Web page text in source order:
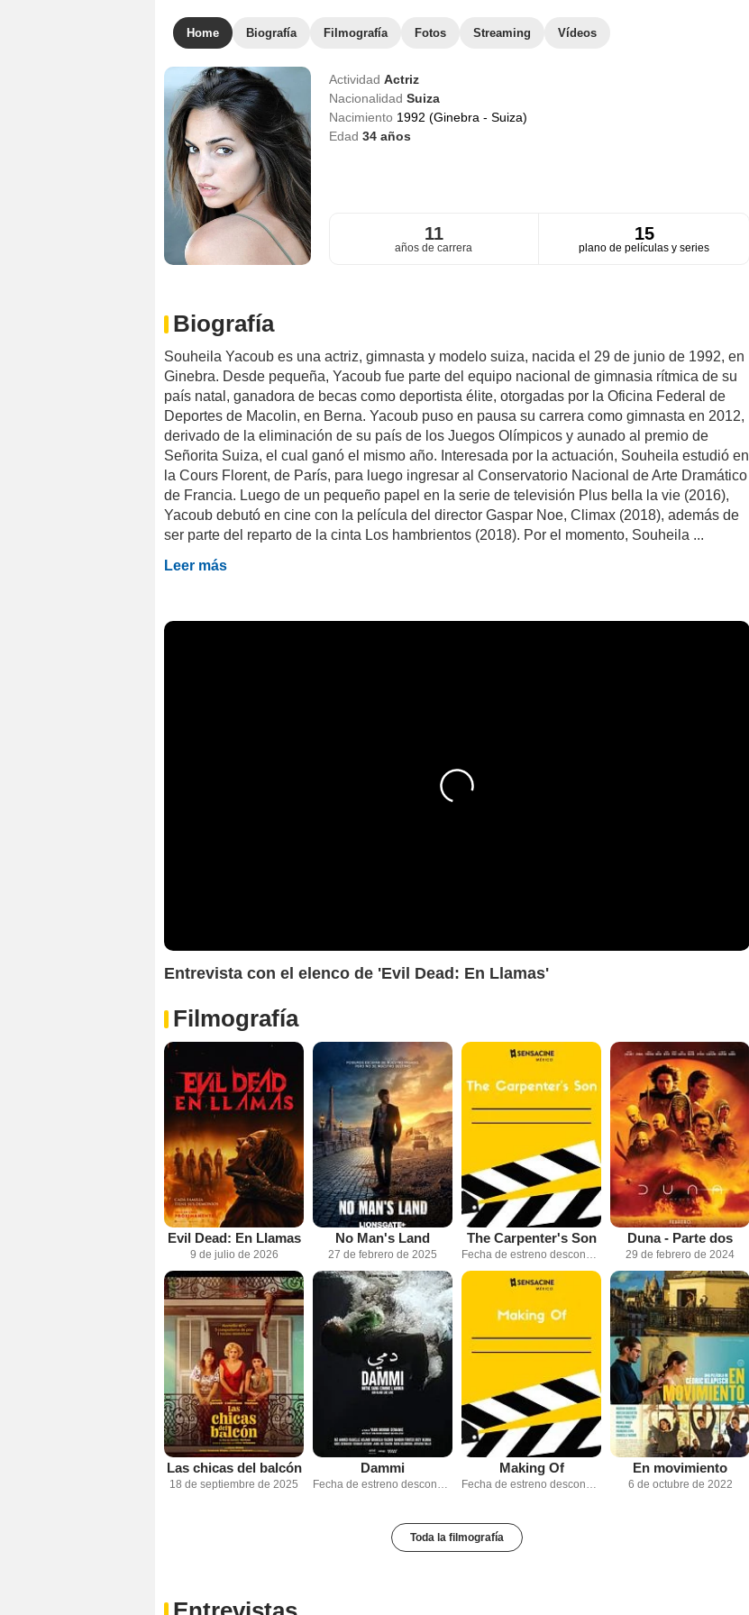
Home Biografía Filmografía Fotos Streaming Vídeos
Actividad Actriz
Nacionalidad Suiza
Nacimiento 1992 (Ginebra - Suiza)
Edad 34años
11
años de carrera
15
plano de películas y series
Biografía
Souheila Yacoub es una actriz, gimnasta y modelo suiza, nacida el 29 de junio de 1992, en
Ginebra. Desde pequeña, Yacoub fue parte del equipo nacional de gimnasia rítmica de su
país natal, ganadora de becas como deportista élite, otorgadas por la Oficina Federal de
Deportes de Macolin, en Berna. Yacoub puso en pausa su carrera como gimnasta en 2012,
derivado de la eliminación de su país de los Juegos Olímpicos y aunado al premio de
Señorita Suiza, el cual ganó el mismo año. Interesada por la actuación, Souheila estudió en
la Cours Florent, de París, para luego ingresar al Conservatorio Nacional de Arte Dramático
de Francia. Luego de un pequeño papel en la serie de televisión Plus bella la vie (2016),
Yacoub debutó en cine con la película del director Gaspar Noe, Climax (2018), además de
ser parte del reparto de la cinta Los hambrientos (2018). Por el momento, Souheila ...
Leer más
Entrevista con el elenco de 'Evil Dead: En Llamas'
Filmografía
Evil Dead: En Llamas
9 de julio de 2026
No Man's Land
27 de febrero de 2025
The Carpenter's Son
Fecha de estreno desconocida
Duna - Parte dos
29 de febrero de 2024
Las chicas del balcón
18 de septiembre de 2025
Dammi
Fecha de estreno desconocida
Making Of
Fecha de estreno desconocida
En movimiento
6 de octubre de 2022
Toda la filmografía